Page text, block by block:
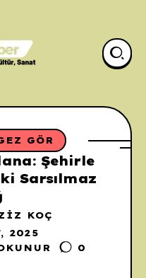
GÖR
Şehirle
Sarsılmaz
KOÇ
2025
0